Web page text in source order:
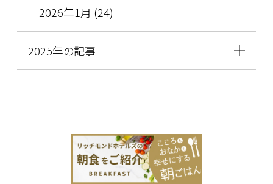
2026年1月 (24)
2025年の記事